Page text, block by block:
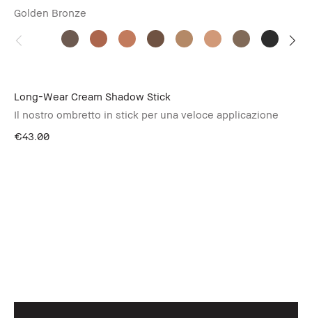
Golden Bronze
Long-Wear Cream Shadow Stick
Il nostro ombretto in stick per una veloce applicazione
€43.00